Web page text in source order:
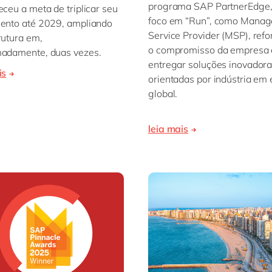
a meta de triplicar seu
até 2029, ampliando
em,
duas vezes.
programa SAP
foco em “Run”, como
Service Provider (MSP),
o compromisso da empresa
entregar soluções
orientadas por indústria em
global.
leia mais